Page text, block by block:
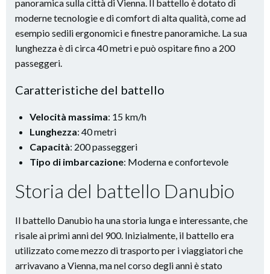
panoramica sulla città di Vienna. Il battello è dotato di
moderne tecnologie e di comfort di alta qualità, come ad
esempio sedili ergonomici e finestre panoramiche. La sua
lunghezza è di circa 40 metri e può ospitare fino a 200
passeggeri.
Caratteristiche del battello
Velocità massima: 15 km/h
Lunghezza: 40 metri
Capacità: 200 passeggeri
Tipo di imbarcazione: Moderna e confortevole
Storia del battello Danubio
Il battello Danubio ha una storia lunga e interessante, che
risale ai primi anni del 900. Inizialmente, il battello era
utilizzato come mezzo di trasporto per i viaggiatori che
arrivavano a Vienna, ma nel corso degli anni è stato